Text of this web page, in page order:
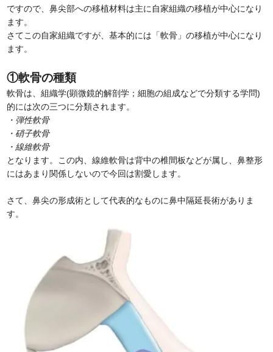
ですので、鼻尖部への移植材料は主に自家組織の移植が中心になり
ます。
さてこの自家組織ですが、基本的には「軟骨」の移植が中心になり
ます。
①軟骨の種類
軟骨は、組織学(顕微鏡的解剖学；細胞の組成などで分類する学問)
的には次の三つに分類されます。
・弾性軟骨
・硝子軟骨
・線維軟骨
となります。この内、線維軟骨は背中の椎間板などが属し、鼻整形
にはあまり関係しないので今回は割愛します。
さて、鼻尖の形成術として代表的なものに鼻中隔延長術がありま
す。